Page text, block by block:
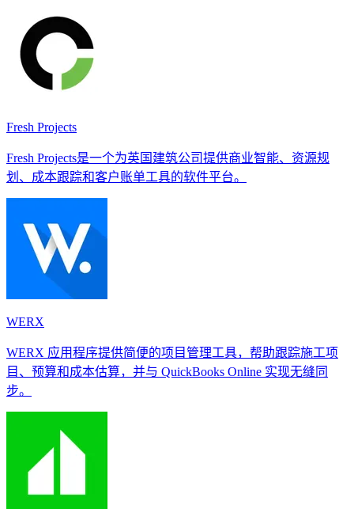
Fresh Projects
Fresh Projects是一个为英国建筑公司提供商业智能、资源规
划、成本跟踪和客户账单工具的软件平台。
WERX
WERX 应用程序提供简便的项目管理工具，帮助跟踪施工项
目、预算和成本估算，并与 QuickBooks Online 实现无缝同
步。